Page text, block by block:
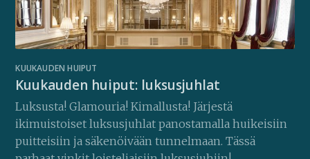
KUUKAUDEN HUIPUT
Kuukauden huiput: luksusjuhlat
Luksusta! Glamouria! Kimallusta! Järjestä
ikimuistoiset luksusjuhlat panostamalla huikeisiin
puitteisiin ja säkenöivään tunnelmaan. Tässä